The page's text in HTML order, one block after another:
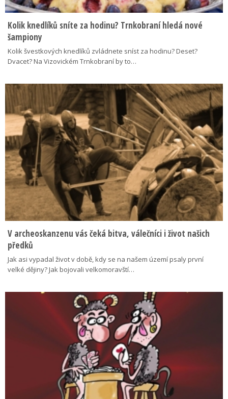
Kolik knedlíků sníte za hodinu? Trnkobraní hledá nové
šampiony
Kolik švestkových knedlíků zvládnete sníst za hodinu? Deset?
Dvacet? Na Vizovickém Trnkobraní by to…
V archeoskanzenu vás čeká bitva, válečníci i život našich
předků
Jak asi vypadal život v době, kdy se na našem území psaly první
velké dějiny? Jak bojovali velkomoravští…